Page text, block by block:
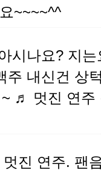
~~~~^^
시나요? 지
주 내신건 상
멋진 연주
진 연주. 팬